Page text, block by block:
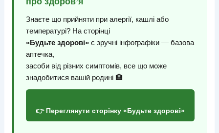
Знаєте що прийняти при алергії, кашлі або
температурі? На сторінці
«Будьте здорові»є зручні інфографіки — базова
аптечка,
засоби від різних симптомів, все що може
знадобитися вашій родині 🏥
👉 Переглянути сторінку «Будьте здорові»